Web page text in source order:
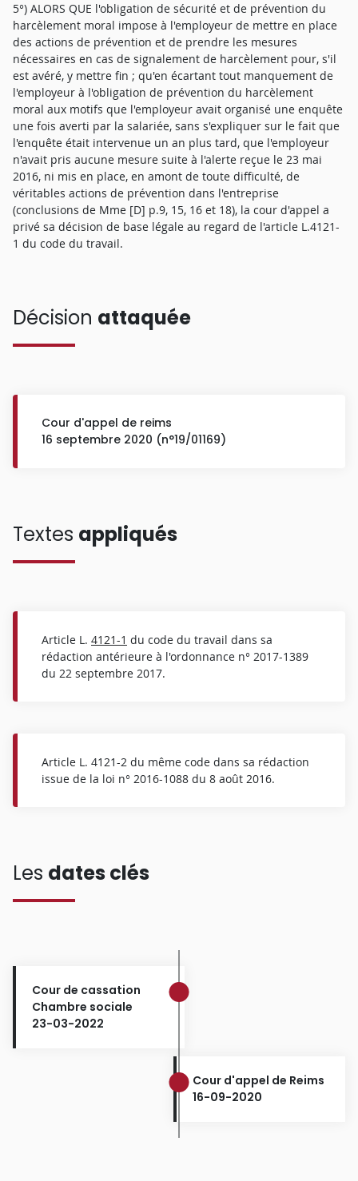
5°) ALORS QUE l'obligation de sécurité et de prévention du
harcèlement moral impose à l'employeur de mettre en place
des actions de prévention et de prendre les mesures
nécessaires en cas de signalement de harcèlement pour, s'il
est avéré, y mettre fin ; qu'en écartant tout manquement de
l'employeur à l'obligation de prévention du harcèlement
moral aux motifs que l'employeur avait organisé une enquête
une fois averti par la salariée, sans s'expliquer sur le fait que
l'enquête était intervenue un an plus tard, que l'employeur
n'avait pris aucune mesure suite à l'alerte reçue le 23 mai
2016, ni mis en place, en amont de toute difficulté, de
véritables actions de prévention dans l'entreprise
(conclusions de Mme [D] p.9, 15, 16 et 18), la cour d'appel a
privé sa décision de base légale au regard de l'article L.4121-
1 du code du travail.
Décision attaquée
Cour d'appel de reims
16 septembre 2020 (n°19/01169)
Textes appliqués
Article L. 4121-1 du code du travail dans sa
rédaction antérieure à l'ordonnance n° 2017-1389
du 22 septembre 2017.
Article L. 4121-2 du même code dans sa rédaction
issue de la loi n° 2016-1088 du 8 août 2016.
Les dates clés
Cour de cassation
Chambre sociale
23-03-2022
Cour d'appel de Reims
16-09-2020